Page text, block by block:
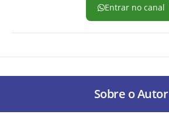
Entrar no canal
Sobre o Autor